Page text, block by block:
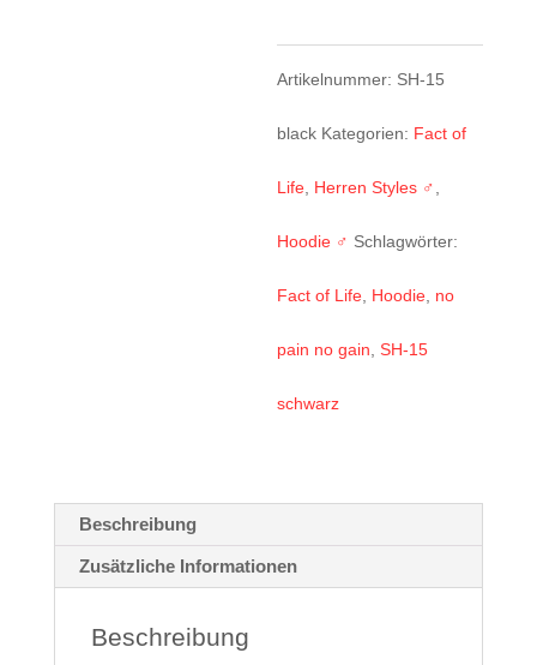
„No
Pain
No
Gain“
black
Menge
Artikelnummer: SH-15
black Kategorien: Fact of
Life Herren Styles ♂
Hoodie ♂ Schlagwörter:
Fact of Life Hoodie no
pain no gain ,SH-15
schwarz
Beschreibung
Zusätzliche Informationen
Beschreibung